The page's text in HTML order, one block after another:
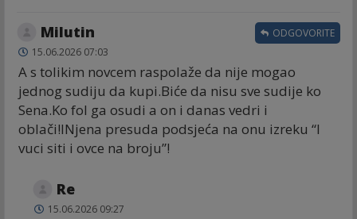
Milutin
15.06.2026 07:03
A s tolikim novcem raspolaže da nije mogao
jednog sudiju da kupi.Biće da nisu sve sudije ko
Sena.Ko fol ga osudi a on i danas vedri i
oblači!INjena presuda podsjeća na onu izreku “I
vuci siti i ovce na broju”!
ODGOVORITE
Re
15.06.2026 09:27